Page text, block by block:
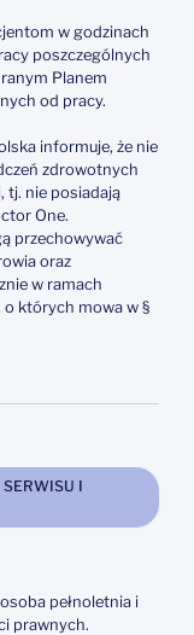
w godzinach
poszczególnych
Planem
od pracy.
informuje, że nie
zdrowotnych
tj. nie posiadają
One.
przechowywać
oraz
w ramach
których mowa w §
SERWISU I
pełnoletnia i
prawnych.